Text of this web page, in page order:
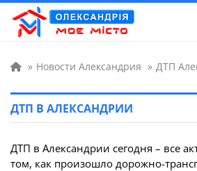
» Новости Александрия » ДТП
ДТП В АЛЕКСАНДРИИ
ДТП в Александрии сегодня – все
том, как произошло дорожно-